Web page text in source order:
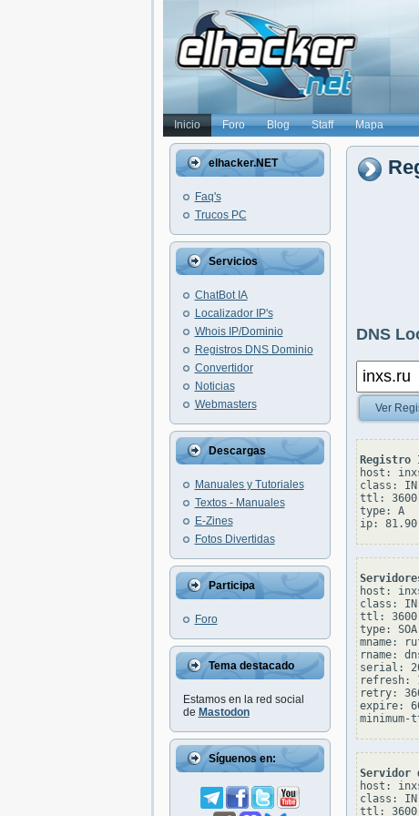
Inicio Foro Blog Staff Mapa
elhacker.NET
Faq's
Trucos PC
Servicios
ChatBot IA
Localizador IP's
Whois IP/Dominio
Registros DNS Dominio
Convertidor
Noticias
Webmasters
Descargas
Manuales y Tutoriales
Textos - Manuales
E-Zines
Fotos Divertidas
Participa
Foro
Tema destacado
Estamos en la red social
de Mastodon
Síguenos en:
DNS
Ver
Registro
host:
class: IN
ttl: 3600
type: A
host:
class: IN
ttl: 3600
type: SOA
mname:
rname:
serial:
refresh:
retry:
expire:
Servidor
host:
class: IN
ttl: 3600